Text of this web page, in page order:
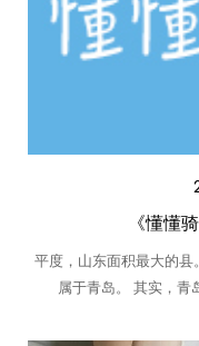
《懂懂
平度，山东面积最大的
属于青岛。 其实，